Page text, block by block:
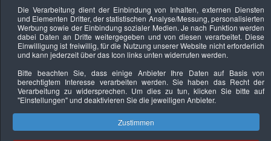
Keine Termine
Datenschutzerklärung Urheberrechtsnachweise Nachhaltigkeit
Copyright © 2026. Bundesverband Deutscher
Sachverständiger und Fachgutachter e.V..
Die Verarbeitung dient der Einbindung von Inhalten, externen Diensten
und Elementen Dritter, der statistischen Analyse/Messung, personalisierten
Werbung sowie der Einbindung sozialer Medien. Je nach Funktion werden
dabei Daten an Dritte weitergegeben und von diesen verarbeitet. Diese
Einwilligung ist freiwillig, für die Nutzung unserer Website nicht erforderlich
und kann jederzeit über das Icon links unten widerrufen werden.
Bitte beachten Sie, dass einige Anbieter Ihre Daten auf Basis von
berechtigtem Interesse verarbeiten werden. Sie haben das Recht der
Verarbeitung zu widersprechen. Um dies zu tun, klicken Sie bitte auf
"Einstellungen"und deaktivieren Sie die jeweiligen Anbieter.
Zustimmen